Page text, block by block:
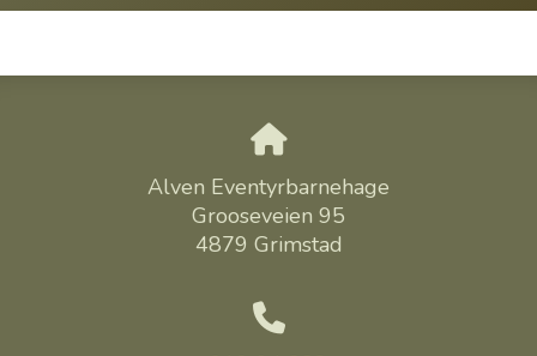
Alven Eventyrbarnehage
Grooseveien 95
4879 Grimstad